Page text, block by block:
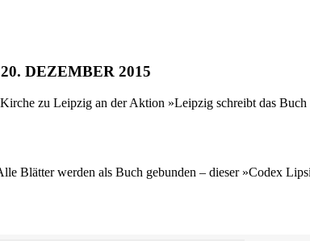
DEZEMBER 2015
zu Leipzig an der Aktion »Leipzig schreibt das
Blätter werden als Buch gebunden – dieser »Codex